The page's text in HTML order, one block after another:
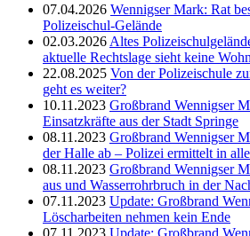
07.04.2026 Wennigser Mark: Rat
Polizeischul-Gelände
02.03.2026 Altes
aktuelle Rechtslage sieht keine
22.08.2025 Von der Polizeischule
geht es weiter?
10.11.2023 Großbrand Wennigser
Einsatzkräfte aus der Stadt Springe
08.11.2023 Großbrand Wennigser
der Halle ab – Polizei ermittelt in
08.11.2023 Großbrand Wennigser
aus und Wasserrohrbruch in der
07.11.2023 Update: Großbrand
Löscharbeiten nehmen kein Ende
07.11.2023 Update: Großbrand